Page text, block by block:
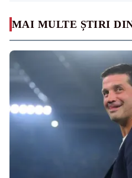
MAI MULTE ȘTIRI